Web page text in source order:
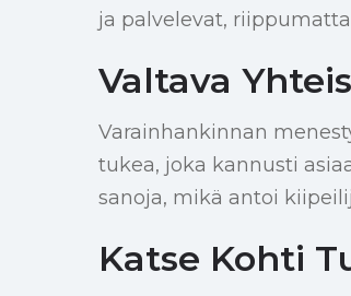
ja palvelevat,
Valtava
Varainhankinnan
tukea, joka kannusti
sanoja, mikä antoi
Katse Kohti